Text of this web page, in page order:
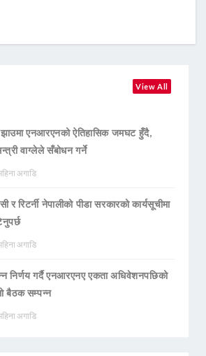
View All
एनआरएनको ऐतिहासिक जमघट हुँदै,
वाग्लेले सँबोधन गर्ने
अगाडि
र रिटर्नी नेपालीको पीडा सरकारको कार्यसूचीमा
अगाडि
निर्णय गर्दै एनआरएनए एकता अधिवेशनपछिको
बैठक सम्पन्न
अगाडि